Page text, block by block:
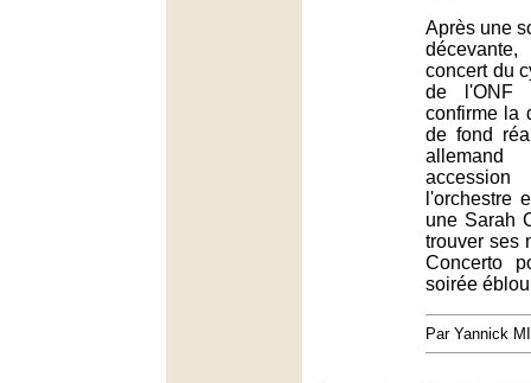
Après une
concert du
de l'ONF
confirme la
de fond
l'orchestre
une Sarah
trouver ses
Concerto
soirée
Par Yannick